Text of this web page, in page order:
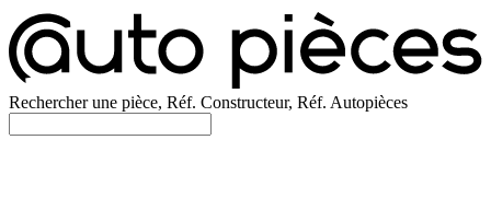
Rechercher une pièce, Réf. Constructeur, Réf. Autopièces